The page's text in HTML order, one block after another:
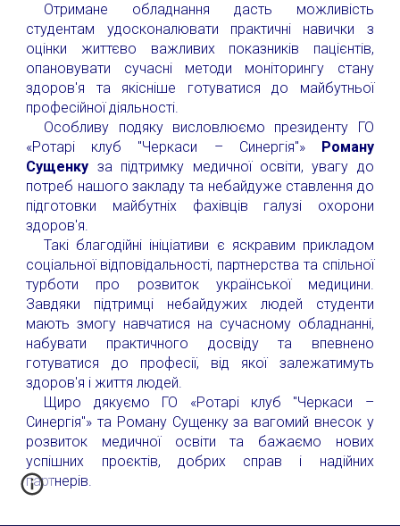
Отримане обладнання дасть можливість
студентам удосконалювати практичні навички з
оцінки життєво важливих показників пацієнтів,
опановувати сучасні методи моніторингу стану
здоров'я та якісніше готуватися до майбутньої
професійної діяльності.
Особливу подяку висловлюємо президенту ГО
«Ротарі клуб "Черкаси – Синергія"» Роману
Сущенку за підтримку медичної освіти, увагу до
потреб нашого закладу та небайдуже ставлення до
підготовки майбутніх фахівців галузі охорони
здоров'я.
Такі благодійні ініціативи є яскравим прикладом
соціальної відповідальності, партнерства та спільної
турботи про розвиток української медицини.
Завдяки підтримці небайдужих людей студенти
мають змогу навчатися на сучасному обладнанні,
набувати практичного досвіду та впевнено
готуватися до професії, від якої залежатимуть
здоров'я і життя людей.
Щиро дякуємо ГО «Ротарі клуб "Черкаси –
Синергія"» та Роману Сущенку за вагомий внесок у
розвиток медичної освіти та бажаємо нових
успішних проєктів, добрих справ і надійних
партнерів.